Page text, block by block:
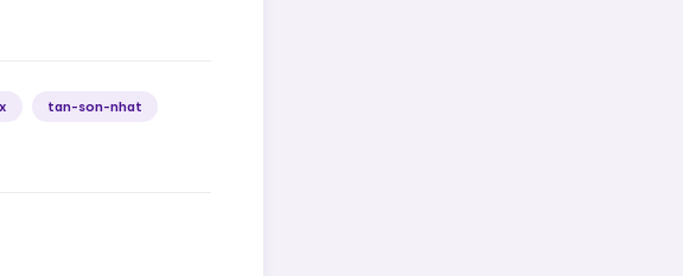
tan-son-nhat